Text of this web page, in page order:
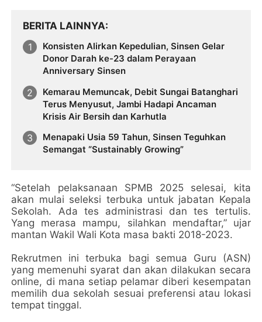
BERITA LAINNYA
Konsisten Alirkan Kepedulian, Sinsen Gelar
Donor Darah ke-23 dalam Perayaan
Anniversary Sinsen
Kemarau Memuncak, Debit Sungai Batanghari
Terus Menyusut, Jambi Hadapi Ancaman
Krisis Air Bersih dan Karhutla
Menapaki Usia 59 Tahun, Sinsen Teguhkan
Semangat “Sustainably Growing”
“Setelah pelaksanaan SPMB 2025 selesai, kita
akan mulai seleksi terbuka untuk jabatan Kepala
Sekolah. Ada tes administrasi dan tes tertulis.
Yang merasa mampu, silahkan mendaftar,” ujar
mantan Wakil Wali Kota masa bakti 2018-2023.
Rekrutmen ini terbuka bagi semua Guru (ASN)
yang memenuhi syarat dan akan dilakukan secara
online, di mana setiap pelamar diberi kesempatan
memilih dua sekolah sesuai preferensi atau lokasi
tempat tinggal.